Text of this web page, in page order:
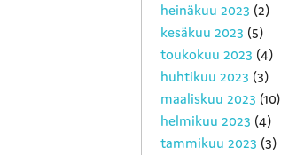
heinäkuu 2023 (2)
kesäkuu 2023 (5)
toukokuu 2023 (4)
huhtikuu 2023 (3)
maaliskuu 2023 (10)
helmikuu 2023 (4)
tammikuu 2023 (3)